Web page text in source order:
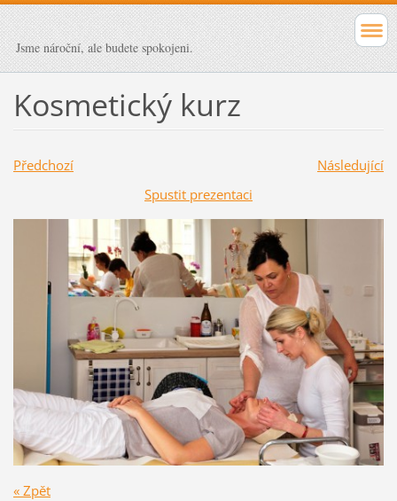
Jsme nároční, ale budete spokojeni.
Kosmetický kurz
Předchozí
Následující
Spustit prezentaci
« Zpět